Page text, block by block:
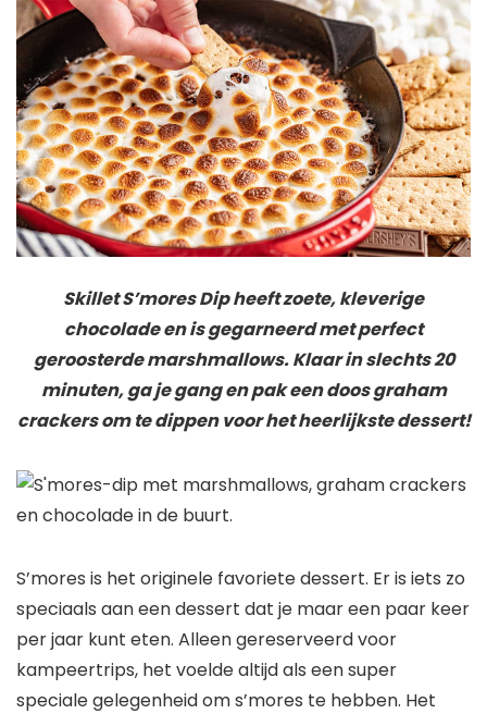
Skillet S’mores Dip heeft zoete, kleverige
chocolade en is gegarneerd met perfect
geroosterde marshmallows. Klaar in slechts 20
minuten, ga je gang en pak een doos graham
crackers om te dippen voor het heerlijkste dessert!
S’mores is het originele favoriete dessert. Er is iets zo
speciaals aan een dessert dat je maar een paar keer
per jaar kunt eten. Alleen gereserveerd voor
kampeertrips, het voelde altijd als een super
speciale gelegenheid om s’mores te hebben. Het